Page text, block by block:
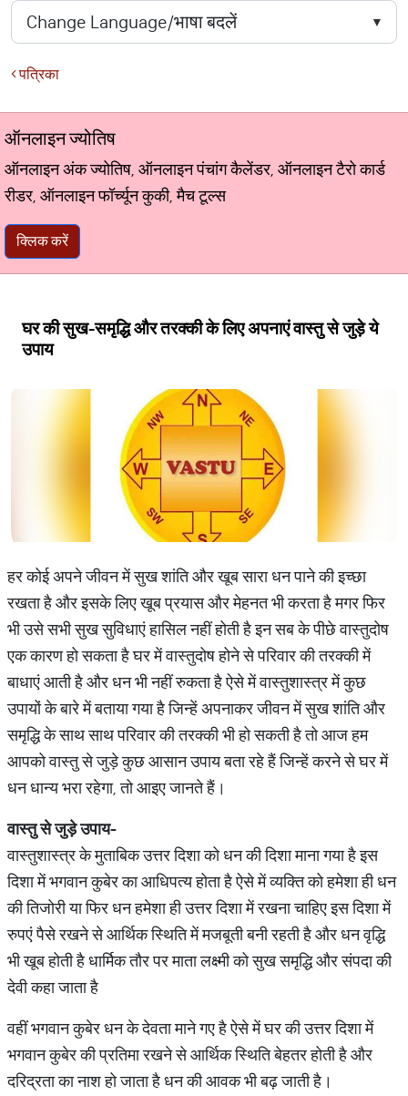
पत्रिका
ऑनलाइन ज्योतिष
ऑनलाइन अंक ज्योतिष, ऑनलाइन पंचांग कैलेंडर, ऑनलाइन टैरो कार्ड
रीडर, ऑनलाइन फॉर्च्यून कुकी, मैच टूल्स
क्लिक करें
घर की सुख-समृद्धि और तरक्की के लिए अपनाएं वास्तु से जुड़े ये
उपाय
हर कोई अपने जीवन में सुख शांति और खूब सारा धन पाने की इच्छा
रखता है और इसके लिए खूब प्रयास और मेहनत भी करता है मगर फिर
भी उसे सभी सुख सुविधाएं हासिल नहीं होती है इन सब के पीछे वास्तुदोष
एक कारण हो सकता है घर में वास्तुदोष होने से परिवार की तरक्की में
बाधाएं आती है और धन भी नहीं रुकता है ऐसे में वास्तुशास्त्र में कुछ
उपायों के बारे में बताया गया है जिन्हें अपनाकर जीवन में सुख शांति और
समृद्धि के साथ साथ परिवार की तरक्की भी हो सकती है तो आज हम
आपको वास्तु से जुड़े कुछ आसान उपाय बता रहे हैं जिन्हें करने से घर में
धन धान्य भरा रहेगा, तो आइए जानते हैं।
वास्तु से जुड़े उपाय-
वास्तुशास्त्र के मुताबिक उत्तर दिशा को धन की दिशा माना गया है इस
दिशा में भगवान कुबेर का आधिपत्य होता है ऐसे में व्यक्ति को हमेशा ही धन
की तिजोरी या फिर धन हमेशा ही उत्तर दिशा में रखना चाहिए इस दिशा में
रुपएं पैसे रखने से आर्थिक स्थिति में मजबूती बनी रहती है और धन वृद्धि
भी खूब होती है धार्मिक तौर पर माता लक्ष्मी को सुख समृद्धि और संपदा की
देवी कहा जाता है
वहीं भगवान कुबेर धन के देवता माने गए है ऐसे में घर की उत्तर दिशा में
भगवान कुबेर की प्रतिमा रखने से आर्थिक स्थिति बेहतर होती है और
दरिद्रता का नाश हो जाता है धन की आवक भी बढ़ जाती है।